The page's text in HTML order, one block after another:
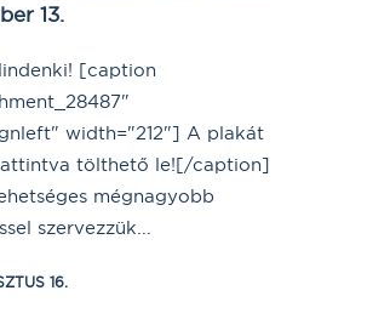
13.
[caption
width="212"] A plakát
tölthető le![/caption]
mégnagyobb
szervezzük...
16.